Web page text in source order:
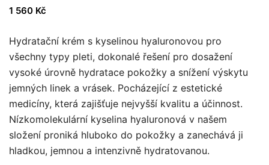
1 560 Kč
Hydratační krém s kyselinou hyaluronovou pro
všechny typy pleti, dokonalé řešení pro dosažení
vysoké úrovně hydratace pokožky a snížení výskytu
jemných linek a vrásek. Pocházející z estetické
medicíny, která zajišťuje nejvyšší kvalitu a účinnost.
Nízkomolekulární kyselina hyaluronová v našem
složení proniká hluboko do pokožky a zanechává ji
hladkou, jemnou a intenzivně hydratovanou.